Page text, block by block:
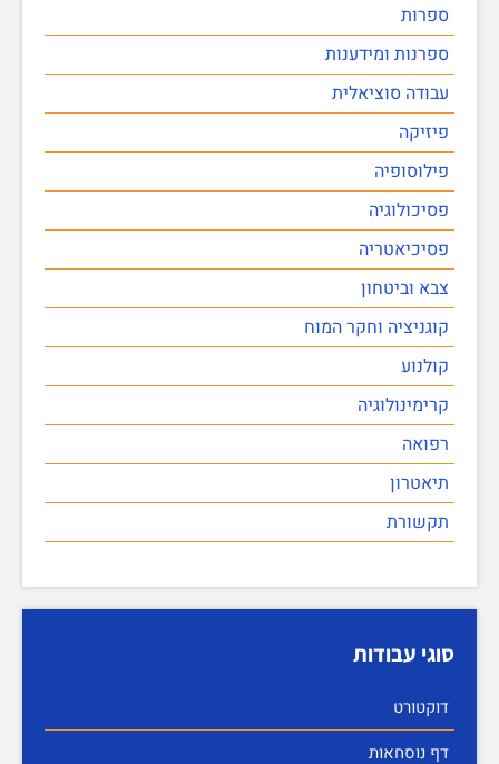
ספרות
ספרנות ומידענות
עבודה סוציאלית
פיזיקה
פילוסופיה
פסיכולוגיה
פסיכיאטריה
צבא וביטחון
קוגניציה וחקר המוח
קולנוע
קרימינולוגיה
רפואה
תיאטרון
תקשורת
סוגי עבודות
דוקטורט
דף נוסחאות